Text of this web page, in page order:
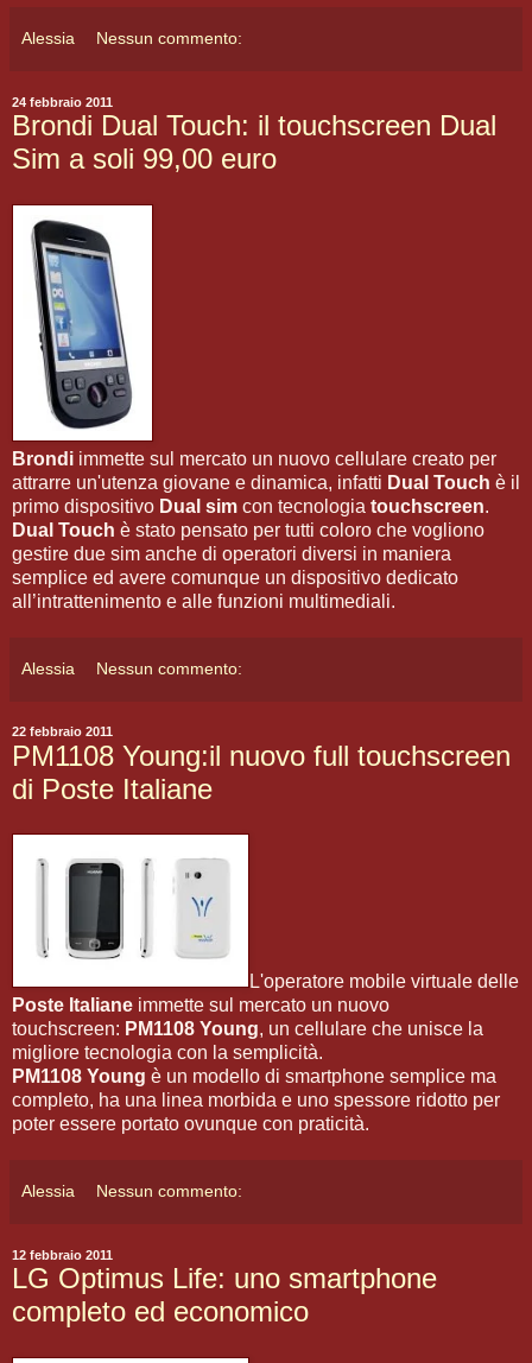
Alessia Nessun commento:
24 febbraio 2011
Brondi Dual Touch: il touchscreen Dual
Sim a soli 99,00 euro
Brondi immette sul mercato un nuovo cellulare creato per
attrarre un'utenza giovane e dinamica, infatti Dual Touch è il
primo dispositivo Dual sim con tecnologia touchscreen.
Dual Touch è stato pensato per tutti coloro che vogliono
gestire due sim anche di operatori diversi in maniera
semplice ed avere comunque un dispositivo dedicato
all’intrattenimento e alle funzioni multimediali.
Alessia Nessun commento:
22 febbraio 2011
PM1108 Young:il nuovo full touchscreen
di Poste Italiane
L'operatore mobile virtuale delle
Poste Italiane immette sul mercato un nuovo
touchscreen: PM1108 Young, un cellulare che unisce la
migliore tecnologia con la semplicità.
PM1108 Young è un modello di smartphone semplice ma
completo, ha una linea morbida e uno spessore ridotto per
poter essere portato ovunque con praticità.
Alessia Nessun commento:
12 febbraio 2011
LG Optimus Life: uno smartphone
completo ed economico